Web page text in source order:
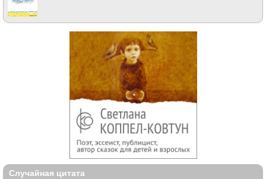
Случайная цитата